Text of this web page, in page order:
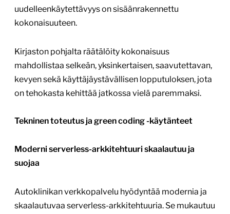
uudelleenkäytettävyys on sisäänrakennettu
kokonaisuuteen.
Kirjaston pohjalta räätälöity kokonaisuus
mahdollistaa selkeän, yksinkertaisen, saavutettavan,
kevyen sekä käyttäjäystävällisen lopputuloksen, jota
on tehokasta kehittää jatkossa vielä paremmaksi.
Tekninen toteutus ja green coding -käytänteet
Moderni serverless-arkkitehtuuri skaalautuu ja
suojaa
Autoklinikan verkkopalvelu hyödyntää modernia ja
skaalautuvaa serverless-arkkitehtuuria. Se mukautuu